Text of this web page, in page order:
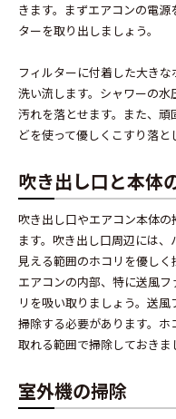
きます。まずエアコンの電
ターを取り出しましょう。
フィルターに付着した大き
洗い流します。シャワーの
汚れを落とせます。また、
どを使って優しくこすり落と
吹き出し口と本体
吹き出し口やエアコン本体
ます。吹き出し口周辺には、
見える範囲のホコリを優しく
エアコンの内部、特に送風
リを吸い取りましょう。送
掃除する必要があります。
取れる範囲で掃除しておきま
室外機の掃除